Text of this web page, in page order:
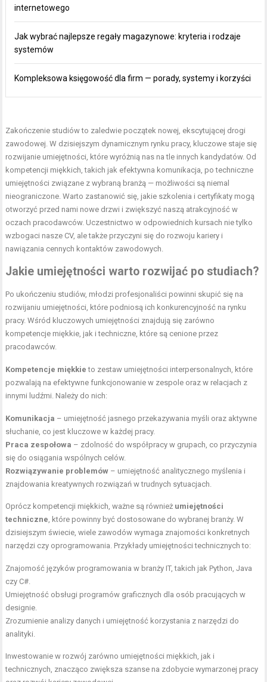
internetowego
Jak wybrać najlepsze regały magazynowe: kryteria i rodzaje
systemów
Kompleksowa księgowość dla firm — porady, systemy i korzyści
Zakończenie studiów to zaledwie początek nowej, ekscytującej drogi
zawodowej. W dzisiejszym dynamicznym rynku pracy, kluczowe staje się
rozwijanie umiejętności, które wyróżnią nas na tle innych kandydatów. Od
kompetencji miękkich, takich jak efektywna komunikacja, po techniczne
umiejętności związane z wybraną branżą — możliwości są niemal
nieograniczone. Warto zastanowić się, jakie szkolenia i certyfikaty mogą
otworzyć przed nami nowe drzwi i zwiększyć naszą atrakcyjność w
oczach pracodawców. Uczestnictwo w odpowiednich kursach nie tylko
wzbogaci nasze CV, ale także przyczyni się do rozwoju kariery i
nawiązania cennych kontaktów zawodowych.
Jakie umiejętności warto rozwijać po studiach?
Po ukończeniu studiów, młodzi profesjonaliści powinni skupić się na
rozwijaniu umiejętności, które podniosą ich konkurencyjność na rynku
pracy. Wśród kluczowych umiejętności znajdują się zarówno
kompetencje miękkie, jak i techniczne, które są cenione przez
pracodawców.
Kompetencje miękkie to zestaw umiejętności interpersonalnych, które
pozwalają na efektywne funkcjonowanie w zespole oraz w relacjach z
innymi ludźmi. Należy do nich:
Komunikacja – umiejętność jasnego przekazywania myśli oraz aktywne
słuchanie, co jest kluczowe w każdej pracy.
Praca zespołowa – zdolność do współpracy w grupach, co przyczynia
się do osiągania wspólnych celów.
Rozwiązywanie problemów – umiejętność analitycznego myślenia i
znajdowania kreatywnych rozwiązań w trudnych sytuacjach.
Oprócz kompetencji miękkich, ważne są również umiejętności
techniczne , które powinny być dostosowane do wybranej branży. W
dzisiejszym świecie, wiele zawodów wymaga znajomości konkretnych
narzędzi czy oprogramowania. Przykłady umiejętności technicznych to:
Znajomość języków programowania w branży IT, takich jak Python, Java
czy C#.
Umiejętność obsługi programów graficznych dla osób pracujących w
designie.
Zrozumienie analizy danych i umiejętność korzystania z narzędzi do
analityki.
Inwestowanie w rozwój zarówno umiejętności miękkich, jak i
technicznych, znacząco zwiększa szanse na zdobycie wymarzonej pracy